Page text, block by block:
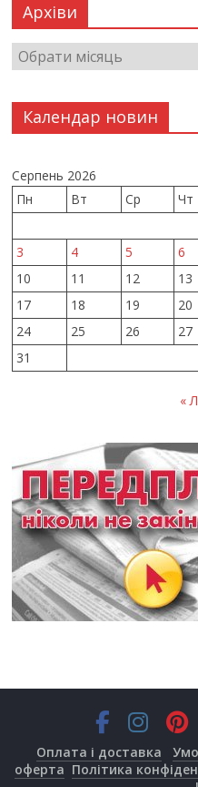
Архіви
Календар новин
Серпень 2026
Пн
Вт Ср Чт
3
4 5 6
10
11 12 13
17
18 19 20
24
25 26 27
31
«
Оплата і доставка
оферта Політика